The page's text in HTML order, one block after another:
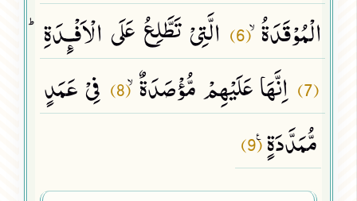
الْمُوْقَدَةُۙ(6) الَّتِیْ تَطَّلِعُ عَلَى الْاَفْـٕدَةِﭤ
(7) اِنَّهَا عَلَیْهِمْ مُّؤْصَدَةٌۙ (8)
فِیْ عَمَدٍ
مُّمَدَّدَةٍ۠(9)